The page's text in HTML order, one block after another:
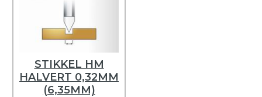
STIKKEL HM
HALVERT 0,32MM
(6,35MM)